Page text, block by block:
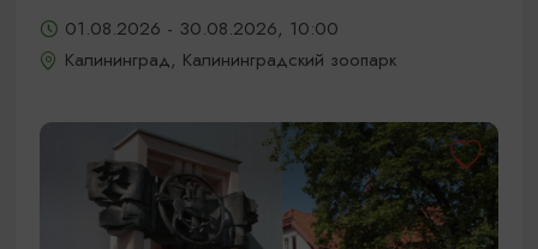
01.08.2026 - 30.08.2026, 10:00
Калининград, Калининградский зоопарк